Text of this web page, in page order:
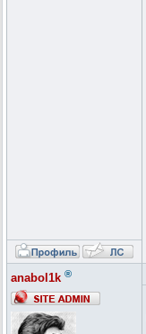
anabol1k ®